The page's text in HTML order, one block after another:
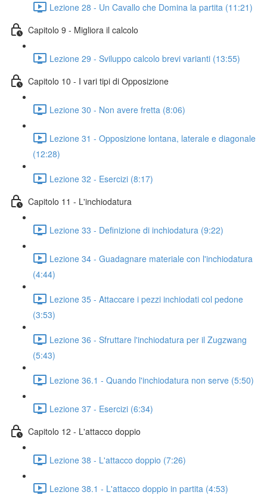
Lezione 28 - Un Cavallo che Domina la partita (11:21)
Capitolo 9 - Migliora il calcolo
Lezione 29 - Sviluppo calcolo brevi varianti (13:55)
Capitolo 10 - I vari tipi di Opposizione
Lezione 30 - Non avere fretta (8:06)
Lezione 31 - Opposizione lontana, laterale e diagonale
(12:28)
Lezione 32 - Esercizi (8:17)
Capitolo 11 - L'inchiodatura
Lezione 33 - Definizione di inchiodatura (9:22)
Lezione 34 - Guadagnare materiale con l'inchiodatura
(4:44)
Lezione 35 - Attaccare i pezzi inchiodati col pedone
(3:53)
Lezione 36 - Sfruttare l'inchiodatura per il Zugzwang
(5:43)
Lezione 36.1 - Quando l'inchiodatura non serve (5:50)
Lezione 37 - Esercizi (6:34)
Capitolo 12 - L'attacco doppio
Lezione 38 - L'attacco doppio (7:26)
Lezione 38.1 - L'attacco doppio in partita (4:53)